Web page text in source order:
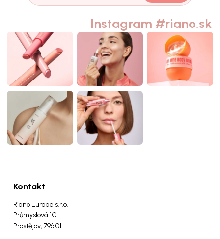
Instagram #riano.sk
Kontakt
Riano Europe s.r.o.
Průmyslová 1C.
Prostějov, 796 01